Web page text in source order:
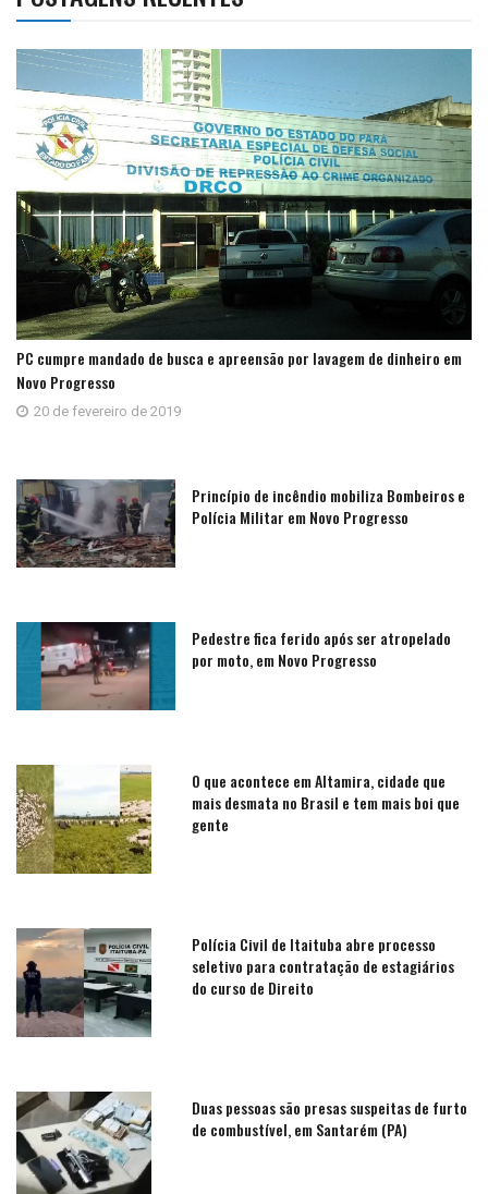
PC cumpre mandado de busca e apreensão por lavagem de dinheiro em
Novo Progresso
20 de fevereiro de 2019
Princípio de incêndio mobiliza Bombeiros e
Polícia Militar em Novo Progresso
Pedestre fica ferido após ser atropelado
por moto, em Novo Progresso
O que acontece em Altamira, cidade que
mais desmata no Brasil e tem mais boi que
gente
Polícia Civil de Itaituba abre processo
seletivo para contratação de estagiários
do curso de Direito
Duas pessoas são presas suspeitas de furto
de combustível, em Santarém (PA)